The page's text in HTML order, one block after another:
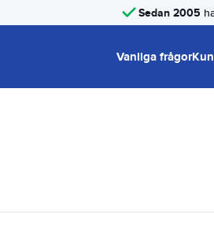
Sedan 2005
Vanliga frågor